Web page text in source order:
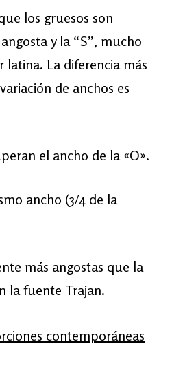
los gruesos son
y la “S”, mucho
latina. La diferencia más
de anchos es
el ancho de la «O».
ancho (3/4 de la
más angostas que la
la fuente Trajan.